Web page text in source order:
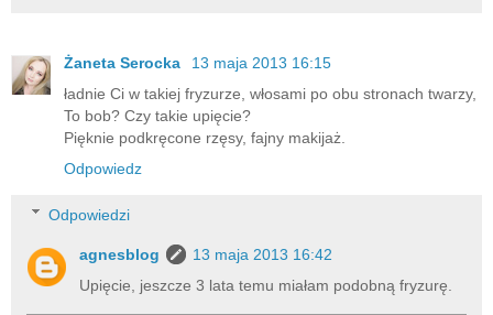
Żaneta Serocka
13 maja 2013 16:15
ładnie Ci w takiej fryzurze, włosami po obu stronach twarzy,
To bob? Czy takie upięcie?
Pięknie podkręcone rzęsy, fajny makijaż.
Odpowiedz
Odpowiedzi
agnesblog
13 maja 2013 16:42
Upięcie, jeszcze 3 lata temu miałam podobną fryzurę.